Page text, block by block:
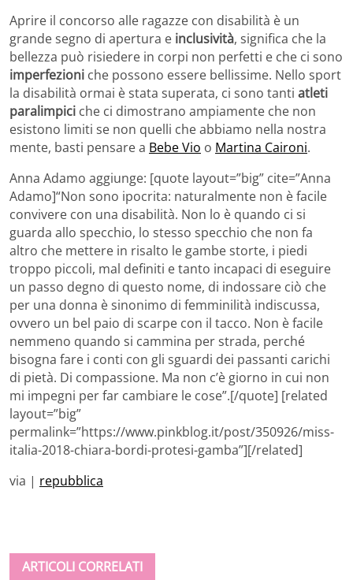
Aprire il concorso alle ragazze con disabilità è un
grande segno di apertura e inclusività, significa che la
bellezza può risiedere in corpi non perfetti e che ci sono
imperfezioni che possono essere bellissime. Nello sport
la disabilità ormai è stata superata, ci sono tanti atleti
paralimpici che ci dimostrano ampiamente che non
esistono limiti se non quelli che abbiamo nella nostra
mente, basti pensare a Bebe Vio o Martina Caironi.
Anna Adamo aggiunge: [quote layout=”big” cite=”Anna
Adamo]“Non sono ipocrita: naturalmente non è facile
convivere con una disabilità. Non lo è quando ci si
guarda allo specchio, lo stesso specchio che non fa
altro che mettere in risalto le gambe storte, i piedi
troppo piccoli, mal definiti e tanto incapaci di eseguire
un passo degno di questo nome, di indossare ciò che
per una donna è sinonimo di femminilità indiscussa,
ovvero un bel paio di scarpe con il tacco. Non è facile
nemmeno quando si cammina per strada, perché
bisogna fare i conti con gli sguardi dei passanti carichi
di pietà. Di compassione. Ma non c’è giorno in cui non
mi impegni per far cambiare le cose”.[/quote] [related
layout=”big”
permalink=”https://www.pinkblog.it/post/350926/miss-
italia-2018-chiara-bordi-protesi-gamba”][/related]
via | repubblica
ARTICOLI CORRELATI